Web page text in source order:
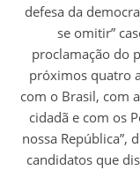
defesa da
se omitir”
proclamação do
próximos quatro
com o Brasil, com
cidadã e com os
nossa República”,
candidatos que